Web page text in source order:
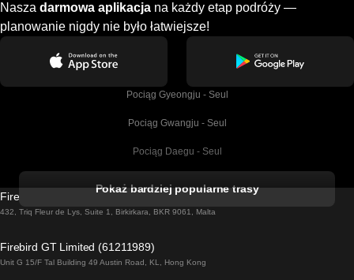
Nasza darmowa aplikacja na każdy etap podróży —
planowanie nigdy nie było łatwiejsze!
Pociąg Gyeongju - Seul
Pociąg Gwangju - Seul
Pociąg Daegu - Seul
Pociąg Dublin - Galway
Pociąg Rzym - Neapol
Pokaż bardziej popularne trasy
Firebird GT Limited (OC 1451)
432, Triq Fleur de Lys, Suite 1, Birkirkara, BKR 9061, Malta
Firebird GT Limited (61211989)
Unit G 15/F Tal Building 49 Austin Road, KL, Hong Kong